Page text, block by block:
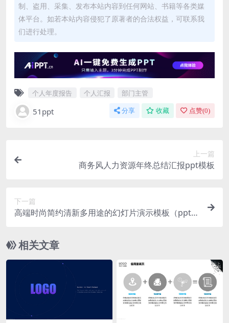
制、盗用、采集、发布本站内容到任何网站、书籍等各类媒
体平台。如若本站内容侵犯了原著者的合法权益，可联系我
们进行处理。
个人年度报告 个人汇报 部门主管
51ppt 分享 收藏 点赞(0)
上一篇
商务风人力资源年终总结汇报ppt模板
下一篇
高端时尚简约清新多用途的幻灯片演示模板（pptx
相关文章